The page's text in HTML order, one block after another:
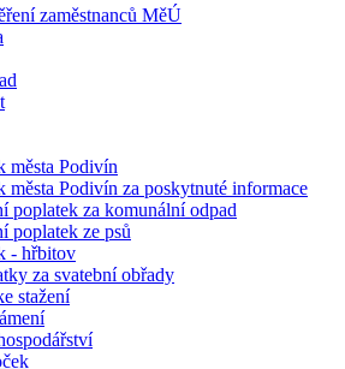
zaměstnanců MěÚ
města Podivín
města Podivín za poskytnuté informace
poplatek za komunální odpad
poplatek ze psů
- hřbitov
za svatební obřady
stažení